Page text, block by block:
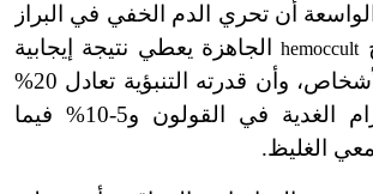
أن تحري الدم الخفي في البراز
hemoccultالجاهزة يعطي نتيجة إيجابية
في 2-6% من الأشخاص، وأن قدرته التنبؤية تعادل 20%
فيما يخص الأورام الغدية في القولون و5-10% فيما
الغليظ.